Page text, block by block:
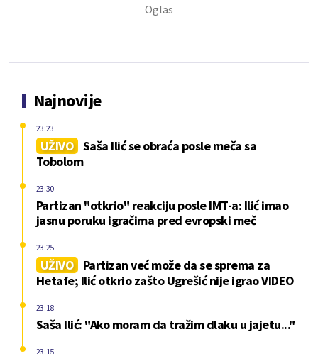
Najnovije
UŽIVO Saša Ilić se obraća posle meča sa
Tobolom
23:23
Partizan "otkrio" reakciju posle IMT-a: Ilić imao
jasnu poruku igračima pred evropski meč
23:30
UŽIVO
Partizan već može da se sprema za
Hetafe; Ilić otkrio zašto Ugrešić nije igrao VIDEO
23:25
Saša Ilić: "Ako moram da tražim dlaku u jajetu..."
23:18
23:15